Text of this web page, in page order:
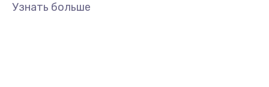
Узнать больше